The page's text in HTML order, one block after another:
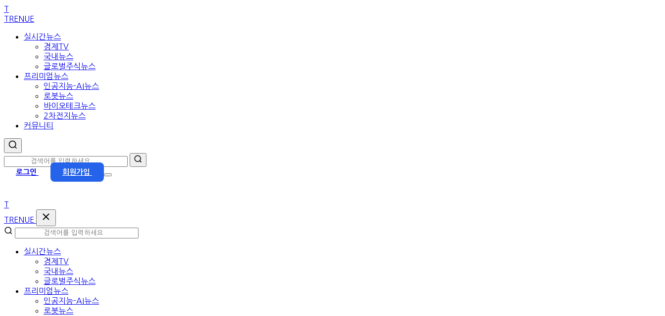
본
문
T
TRENUE
실시간뉴스
경제TV
국내뉴스
글로벌주식뉴스
프리미엄뉴스
인공지능-AI뉴스
로봇뉴스
바이오테크뉴스
2차전지뉴스
커뮤니티
로그인 회원가입
T
TRENUE
실시간뉴스
경제TV
국내뉴스
글로벌주식뉴스
프리미엄뉴스
인공지능-AI뉴스
로봇뉴스